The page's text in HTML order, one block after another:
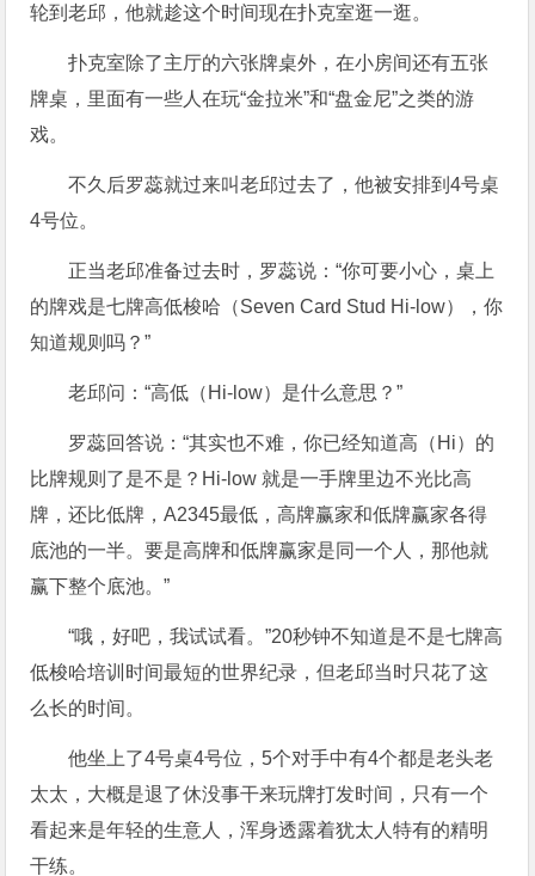
轮到老邱，他就趁这个时间现在扑克室逛一逛。
扑克室除了主厅的六张牌桌外，在小房间还有五张
牌桌，里面有一些人在玩“金拉米”和“盘金尼”之类的游
戏。
不久后罗蕊就过来叫老邱过去了，他被安排到4号桌
4号位。
正当老邱准备过去时，罗蕊说：“你可要小心，桌上
的牌戏是七牌高低梭哈（Seven Card Stud Hi-low），你
知道规则吗？”
老邱问：“高低（Hi-low）是什么意思？”
罗蕊回答说：“其实也不难，你已经知道高（Hi）的
比牌规则了是不是？Hi-low 就是一手牌里边不光比高
牌，还比低牌，A2345最低，高牌赢家和低牌赢家各得
底池的一半。要是高牌和低牌赢家是同一个人，那他就
赢下整个底池。”
“哦，好吧，我试试看。”20秒钟不知道是不是七牌高
低梭哈培训时间最短的世界纪录，但老邱当时只花了这
么长的时间。
他坐上了4号桌4号位，5个对手中有4个都是老头老
太太，大概是退了休没事干来玩牌打发时间，只有一个
看起来是年轻的生意人，浑身透露着犹太人特有的精明
干练。